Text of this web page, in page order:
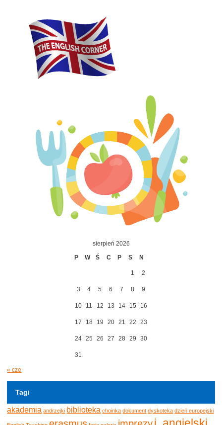
sierpień 2026
P
W Ś C P S N
1 2
3 4 5 6 7 8 9
10 11 12 13 14 15 16
17 18 19 20 21 22 23
24 25 26 27 28 29 30
31
« cze
Tagi
akademia andrzejki biblioteka choinka dokument dyskoteka dzień europejski